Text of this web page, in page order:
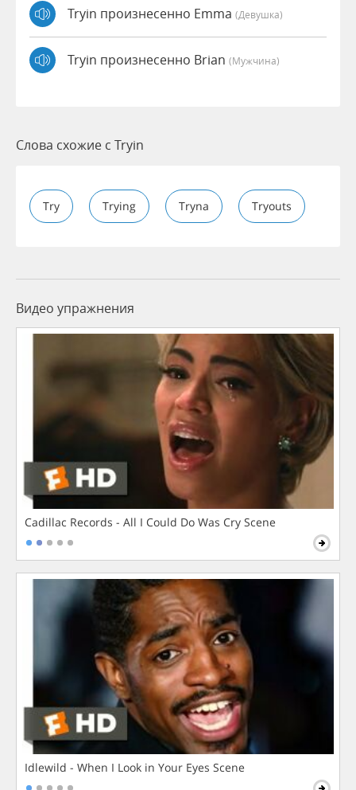
Tryin произнесенно Emma (девушка)
Tryin произнесенно Brian (мужчина)
Слова схожие с Tryin
Try Trying Tryna Tryouts
Видео упражнения
Cadillac Records - All I Could Do Was Cry Scene
Idlewild - When I Look in Your Eyes Scene